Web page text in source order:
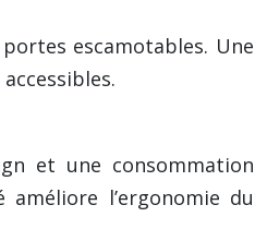
escamotables. Une
et une consommation
l’ergonomie du